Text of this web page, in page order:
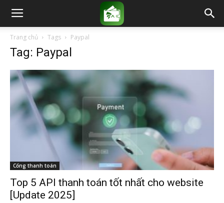
Trang chủ Tags Paypal
Tag: Paypal
Cổng thanh toán
Top 5 API thanh toán tốt nhất cho website
[Update 2025]